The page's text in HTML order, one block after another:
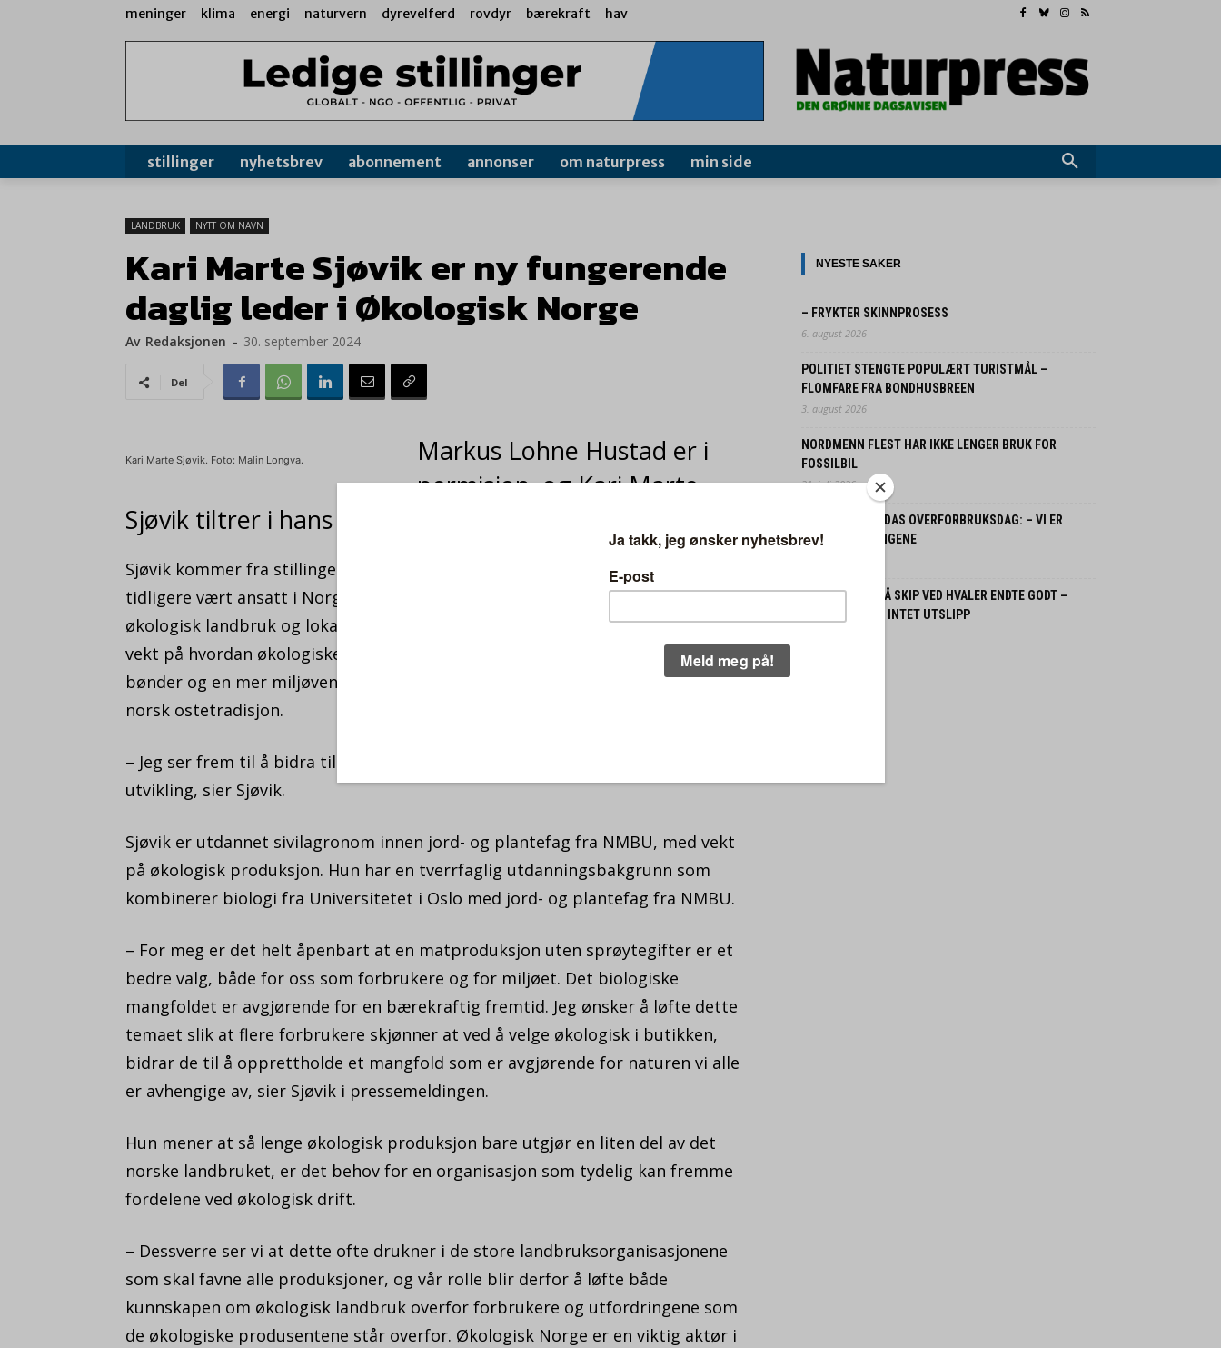
meninger klima energi naturvern dyrevelferd rovdyr bærekraft hav
stillinger nyhetsbrev abonnement annonser om naturpress min side
LANDBRUK NYTT OM NAVN
Kari Marte Sjøvik er ny fungerende
daglig leder i Økologisk Norge
Av Redaksjonen - 30. september 2024
Del
Kari Marte Sjøvik. Foto: Malin Longva.
Markus Lohne Hustad er i
permisjon, og Kari Marte
Sjøvik tiltrer i hans fravær som fungerende daglig leder.
Sjøvik kommer fra stillingen som prosjektleder i Landbrukets Økoløft og har
tidligere vært ansatt i Norges Bondelag, hvor hun har jobbet med å fremme
økologisk landbruk og lokalmat. Ifølge pressemeldingen har hun spesielt lagt
vekt på hvordan økologiske metoder kan bidra til økonomisk bærekraft for
bønder og en mer miljøvennlig drift. I tillegg har hun en sterk interesse for
norsk ostetradisjon.
– Jeg ser frem til å bidra til Økologisk Norge sitt viktige arbeid og videre
utvikling, sier Sjøvik.
Sjøvik er utdannet sivilagronom innen jord- og plantefag fra NMBU, med vekt
på økologisk produksjon. Hun har en tverrfaglig utdanningsbakgrunn som
kombinerer biologi fra Universitetet i Oslo med jord- og plantefag fra NMBU.
– For meg er det helt åpenbart at en matproduksjon uten sprøytegifter er et
bedre valg, både for oss som forbrukere og for miljøet. Det biologiske
mangfoldet er avgjørende for en bærekraftig fremtid. Jeg ønsker å løfte dette
temaet slik at flere forbrukere skjønner at ved å velge økologisk i butikken,
bidrar de til å opprettholde et mangfold som er avgjørende for naturen vi alle
er avhengige av, sier Sjøvik i pressemeldingen.
Hun mener at så lenge økologisk produksjon bare utgjør en liten del av det
norske landbruket, er det behov for en organisasjon som tydelig kan fremme
fordelene ved økologisk drift.
– Dessverre ser vi at dette ofte drukner i de store landbruksorganisasjonene
som skal favne alle produksjoner, og vår rolle blir derfor å løfte både
kunnskapen om økologisk landbruk overfor forbrukere og utfordringene som
de økologiske produsentene står overfor. Økologisk Norge er en viktig aktør i
NYESTE SAKER
– FRYKTER SKINNPROSESS
6. august 2026
POLITIET STENGTE POPULÆRT TURISTMÅL –
FLOMFARE FRA BONDHUSBREEN
3. august 2026
NORDMENN FLEST HAR IKKE LENGER BRUK FOR
FOSSILBIL
31. juli 2026
NORGE OG JORDAS OVERFORBRUKSDAG: – VI ER
BLANT VERSTINGENE
EKSPLOSJON PÅ SKIP VED HVALER ENDTE GODT –
INGEN SKADDE, INTET UTSLIPP